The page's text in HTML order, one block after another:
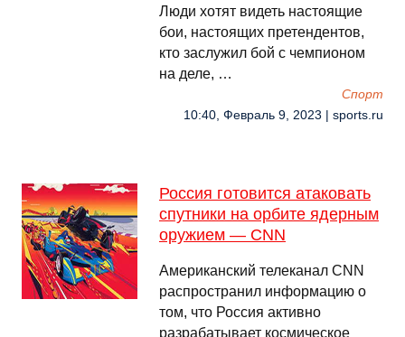
Люди хотят видеть настоящие
бои, настоящих претендентов,
кто заслужил бой с чемпионом
на деле, …
Спорт
10:40, Февраль 9, 2023 | sports.ru
Россия готовится атаковать
спутники на орбите ядерным
оружием — CNN
Американский телеканал CNN
распространил информацию о
том, что Россия активно
разрабатывает космическое